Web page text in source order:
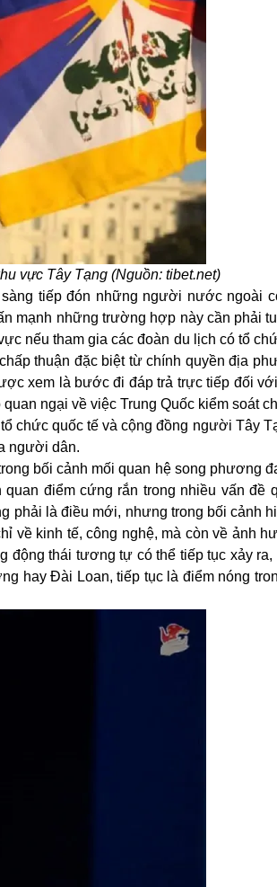
vực Tây Tạng (Nguồn: tibet.net)
tiếp đón những người nước ngoài
mạnh những trường hợp này cần phải
nếu tham gia các đoàn du lịch có tổ
thuận đặc biệt từ chính quyền địa
xem là bước đi đáp trả trực tiếp đối
ngại về việc Trung Quốc kiểm soát
chức quốc tế và cộng đồng người Tây
người dân.
bối cảnh mối quan hệ song phương
điểm cứng rắn trong nhiều vấn đề
phải là điều mới, nhưng trong bối cảnh
về kinh tế, công nghệ, mà còn về ảnh
thái tương tự có thể tiếp tục xảy ra,
hay Đài Loan, tiếp tục là điểm nóng